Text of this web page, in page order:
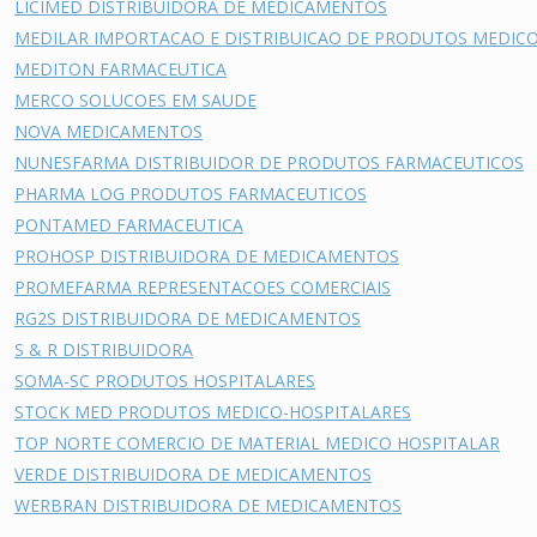
LICIMED DISTRIBUIDORA DE MEDICAMENTOS
MEDILAR IMPORTACAO E DISTRIBUICAO DE PRODUTOS
MEDITON FARMACEUTICA
MERCO SOLUCOES EM SAUDE
NOVA MEDICAMENTOS
NUNESFARMA DISTRIBUIDOR DE PRODUTOS FARMACEUTICOS
PHARMA LOG PRODUTOS FARMACEUTICOS
PONTAMED FARMACEUTICA
PROHOSP DISTRIBUIDORA DE MEDICAMENTOS
PROMEFARMA REPRESENTACOES COMERCIAIS
RG2S DISTRIBUIDORA DE MEDICAMENTOS
S & R DISTRIBUIDORA
SOMA-SC PRODUTOS HOSPITALARES
STOCK MED PRODUTOS MEDICO-HOSPITALARES
TOP NORTE COMERCIO DE MATERIAL MEDICO HOSPITALAR
VERDE DISTRIBUIDORA DE MEDICAMENTOS
WERBRAN DISTRIBUIDORA DE MEDICAMENTOS